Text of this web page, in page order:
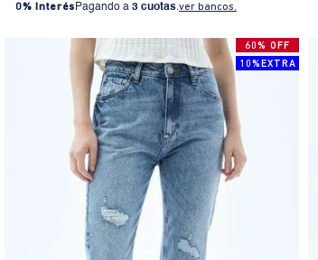
0% Interés Pagando a 3 cuotas.ver bancos.
60% OFF
10%EXTRA